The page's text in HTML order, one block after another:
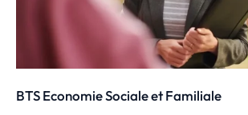
BTS Economie Sociale et Familiale